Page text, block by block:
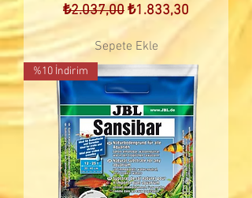
Normal Fiyat
₺2.037,00İndirimli Fiyat
₺1.833,30
Sepete Ekle
%10 İndirim